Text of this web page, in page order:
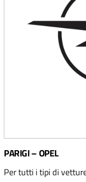
PARIGI – OPEL
Per tutti i tipi di